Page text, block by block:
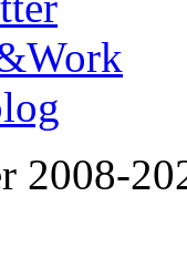
2008-